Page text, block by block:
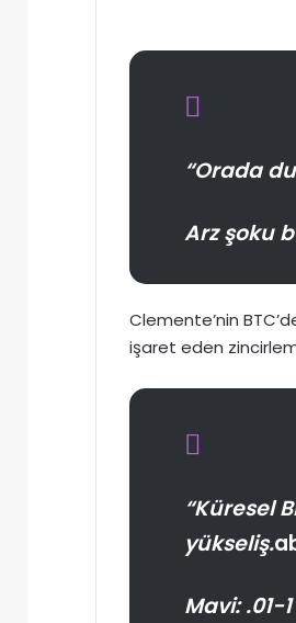
“Orada
Arz şoku
Clemente’nin
işaret eden
“Küresel
yükseliş.
Mavi: .01-